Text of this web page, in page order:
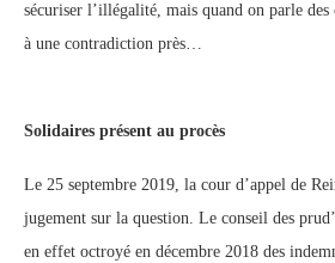
sécuriser l’illégalité, mais quand on parle des
à une contradiction près…
Solidaires présent au procès
Le 25 septembre 2019, la cour d’appel de
jugement sur la question. Le conseil des
en effet octroyé en décembre 2018 des